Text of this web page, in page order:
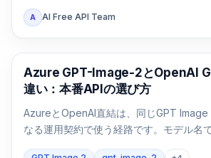
A AI Free API Team
AI画像生成
Azure GPT-Image-2とOpenAI
違い：本番APIの選び方
AzureとOpenAI直結は、同じGPT Image
なる運用契約で使う経路です。モデル名
ージョン、請求、クォータ、形式、サポ